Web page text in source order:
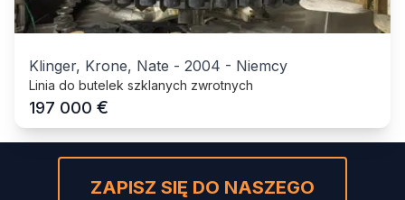
Klinger, Krone, Nate - 2004 - Niemcy
Linia do butelek szklanych zwrotnych
197 000 €
ZAPISZ SIĘ DO NASZEGO